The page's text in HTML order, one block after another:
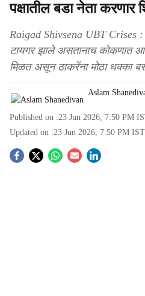
पक्षातील बडा नेता
Raigad Shivsena UBT Crises
टायगर झाले असतानाच कोकणात
मिळत असून ठाकरेंना मोठा धक्का
Aslam
Published on :23 Jun 2026, 7:50 PM
Updated on :23 Jun 2026, 7:50 PM IST
S